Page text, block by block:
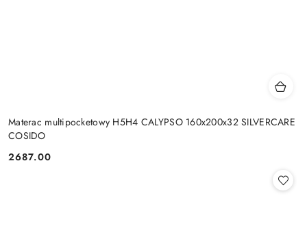
Materac multipocketowy H5H4 CALYPSO 160x200x32 SILVERCARE
COSIDO
Cena:
2687.00